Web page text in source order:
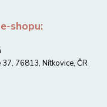
shopu:
76813, Nítkovice, ČR